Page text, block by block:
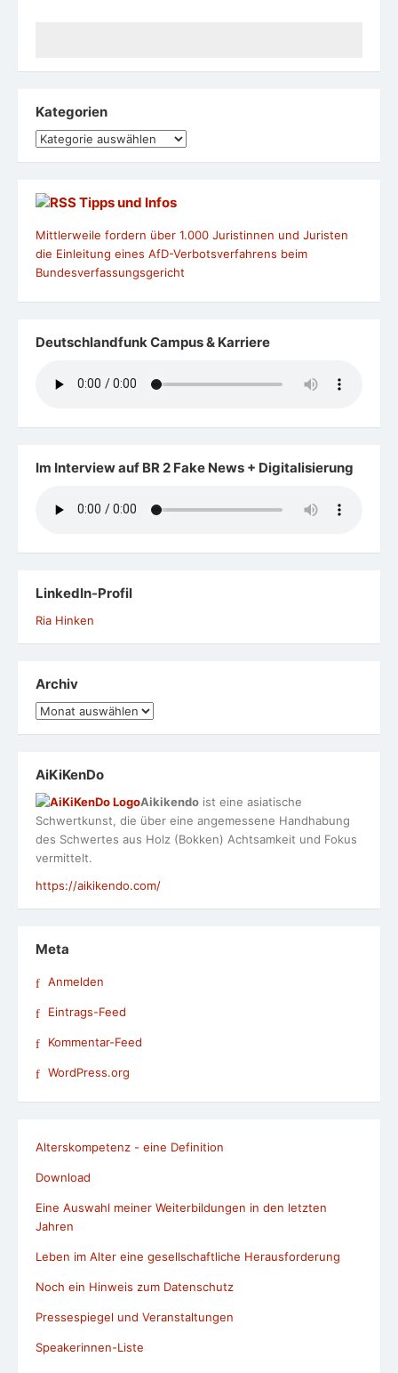
Kategorien
Kategorien
Tipps und Infos
Mittlerweile fordern über 1.000 Juristinnen und Juristen
die Einleitung eines AfD-Verbotsverfahrens beim
Bundesverfassungsgericht
Deutschlandfunk Campus & Karriere
Im Interview auf BR 2 Fake News + Digitalisierung
LinkedIn-Profil
Ria Hinken
Archiv
Archiv
AiKiKenDo
Aikikendo ist eine asiatische
Schwertkunst, die über eine angemessene Handhabung
des Schwertes aus Holz (Bokken) Achtsamkeit und Fokus
vermittelt.
https://aikikendo.com/
Meta
Anmelden
Eintrags-Feed
Kommentar-Feed
WordPress.org
Alterskompetenz - eine Definition
Download
Eine Auswahl meiner Weiterbildungen in den letzten
Jahren
Leben im Alter eine gesellschaftliche Herausforderung
Noch ein Hinweis zum Datenschutz
Pressespiegel und Veranstaltungen
Speakerinnen-Liste